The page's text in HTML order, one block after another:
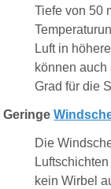
Tiefe von 50
Luft in
können
Grad für die
Geringe
Die
kein Wirbel